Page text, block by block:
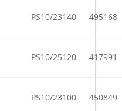
PS10/23140 495168
PS10/25120 417991
PS10/23100 450849